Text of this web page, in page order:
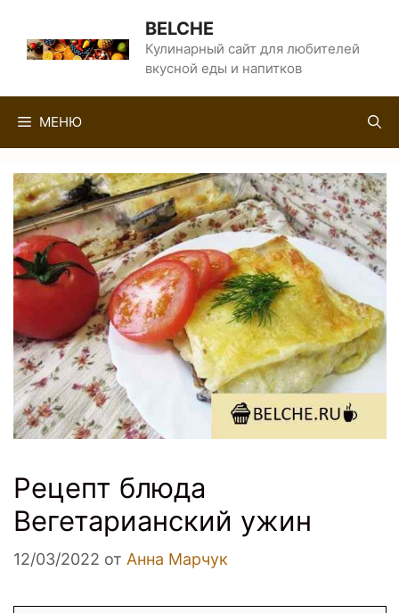
BELCHE
Кулинарный сайт для любителей
вкусной еды и напитков
МЕНЮ
Рецепт блюда
Вегетарианский ужин
12/03/2022 от Анна Марчук